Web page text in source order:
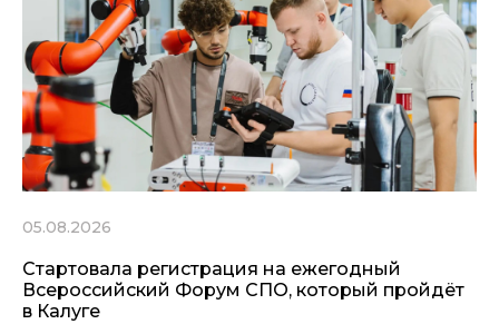
05.08.2026
Стартовала регистрация на ежегодный
Всероссийский Форум СПО, который пройдёт
в Калуге